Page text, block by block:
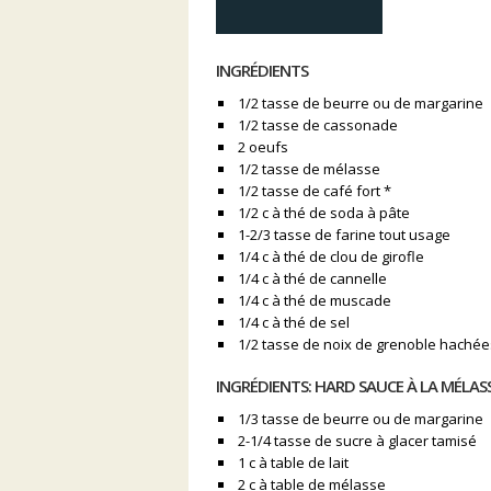
INGRÉDIENTS
1/2 tasse de beurre ou de margarine
1/2 tasse de cassonade
2 oeufs
1/2 tasse de mélasse
1/2 tasse de café fort *
1/2 c à thé de soda à pâte
1-2/3 tasse de farine tout usage
1/4 c à thé de clou de girofle
1/4 c à thé de cannelle
1/4 c à thé de muscade
1/4 c à thé de sel
1/2 tasse de noix de grenoble
INGRÉDIENTS: HARD SAUCE À LA
1/3 tasse de beurre ou de margarine
2-1/4 tasse de sucre à glacer tamisé
1 c à table de lait
2 c à table de mélasse